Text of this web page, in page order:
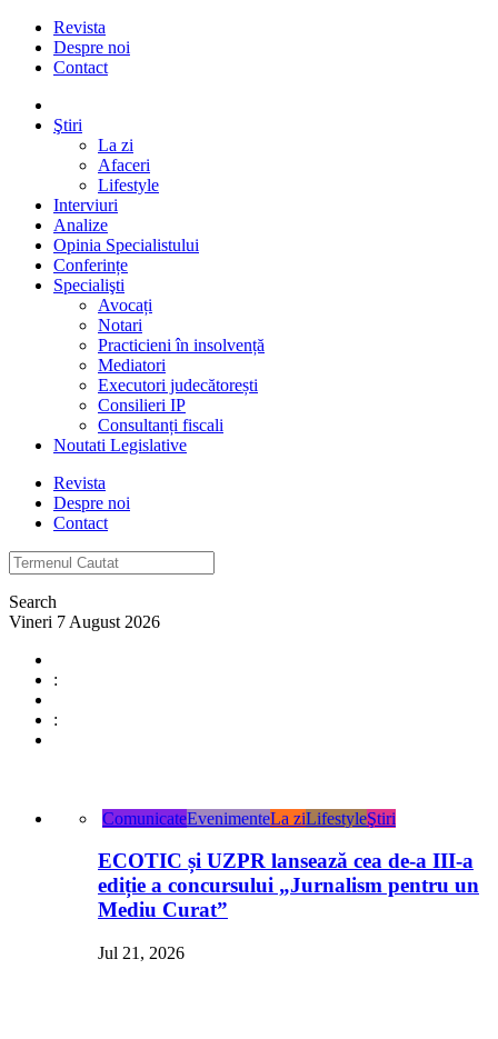
Revista
Despre noi
Contact
Ştiri
La zi
Afaceri
Lifestyle
Interviuri
Analize
Opinia Specialistului
Conferințe
Specialişti
Avocați
Notari
Practicieni în insolvență
Mediatori
Executori judecătorești
Consilieri IP
Consultanți fiscali
Noutati Legislative
Revista
Despre noi
Contact
Search
Vineri 7 August 2026
:
:
ComunicateEvenimenteLa ziLifestyleŞtiri
ECOTIC și UZPR lansează cea de-a III-a
ediție a concursului „Jurnalism pentru un
Mediu Curat”
Jul 21, 2026